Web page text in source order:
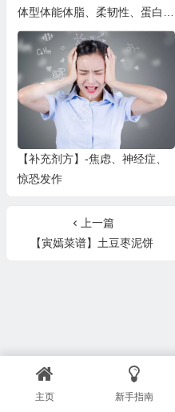
体型体能体脂、柔韧性、蛋白
质、肌肉、马甲线、体力和耐力
（二）
【补充剂方】-焦虑、神经症、
惊恐发作
上一篇
【寅嫣菜谱】土豆枣泥饼
主页 新手指南